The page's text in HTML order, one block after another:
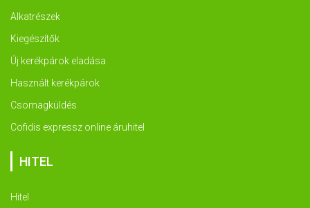
Alkatrészek
Kiegészítők
Új kerékpárok eladása
Használt kerékpárok
Csomagküldés
Cofidis expressz online áruhitel
HITEL
Hitel